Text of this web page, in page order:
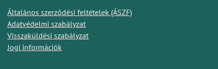
Általános szerződési feltételek (ÁSZF)
Adatvédelmi szabályzat
Visszaküldési szabályzat
Jogi információk